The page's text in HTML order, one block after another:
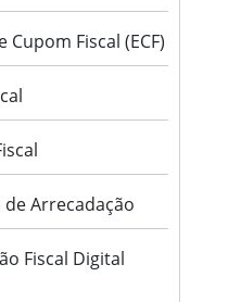
Cupom Fiscal (ECF)
de Arrecadação
Fiscal Digital